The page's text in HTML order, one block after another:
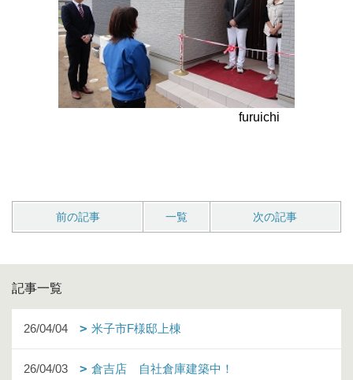
furuichi
前の記事 一覧 次の記事
記事一覧
26/04/04 米子市F様邸上棟
26/04/03 倉吉店 自社倉庫建築中！